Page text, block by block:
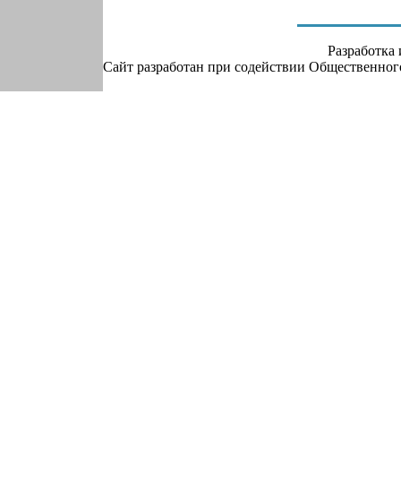
Сайт разработан при содействии